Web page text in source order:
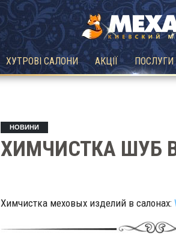
ХУТРОВІ САЛОНИ АКЦІЇ ПОСЛУГИ
НОВИНИ
ХИМЧИСТКА ШУБ
Химчистка меховых изделий в салонах: